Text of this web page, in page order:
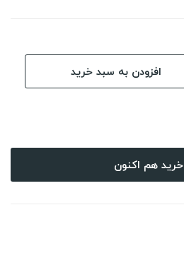
افزودن به سبد خرید
خرید هم اکنون